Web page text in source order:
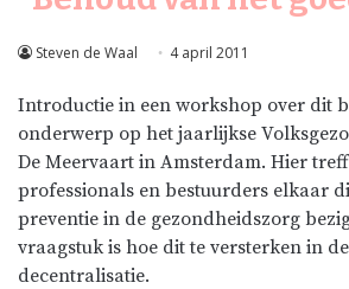
Steven de Waal 4 april 2011
Introductie in een workshop over dit
onderwerp op het jaarlijkse
De Meervaart in Amsterdam. Hier
professionals en bestuurders elkaar
preventie in de gezondheidszorg
vraagstuk is hoe dit te versterken in
decentralisatie.